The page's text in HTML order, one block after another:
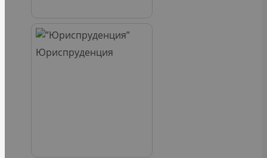
Юриспруденция